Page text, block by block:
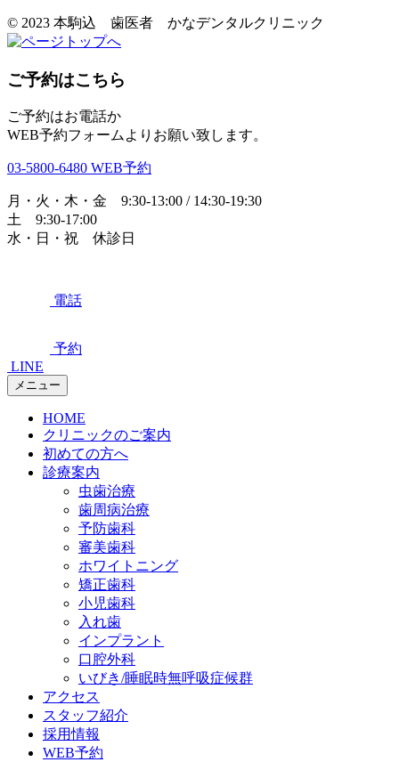
© 2023 本駒込 歯医者 かなデンタルクリニック
ご予約はこちら
ご予約はお電話か
WEB予約フォームよりお願い致します。
03-5800-6480 WEB予約
月・火・木・金 9:30-13:00 / 14:30-19:30
土 9:30-17:00
水・日・祝 休診日
電話
予約
LINE
メニュー
HOME
クリニックのご案内
初めての方へ
診療案内
虫歯治療
歯周病治療
予防歯科
審美歯科
ホワイトニング
矯正歯科
小児歯科
入れ歯
インプラント
口腔外科
いびき/睡眠時無呼吸症候群
アクセス
スタッフ紹介
採用情報
WEB予約